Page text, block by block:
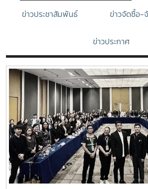
ข่าวประชาสัมพันธ์ ข่าวจัดซื้อ-
ข่าวประกาศ